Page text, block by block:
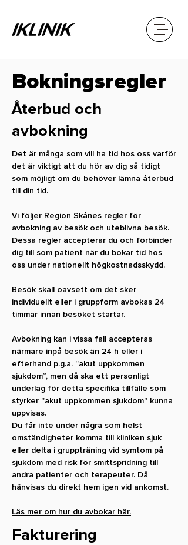
Bokningsregler
Återbud och
avbokning
Det är många som vill ha tid hos oss varför
det är viktigt att du hör av dig så tidigt
som möjligt om du behöver lämna återbud
till din tid.
Vi följer Region Skånes regler för
avbokning av besök och uteblivna besök.
Dessa regler accepterar du och förbinder
dig till som patient när du bokar tid hos
oss under nationellt högkostnadsskydd.
Besök skall oavsett om det sker
individuellt eller i gruppform avbokas 24
timmar innan besöket startar.
Avbokning kan i vissa fall accepteras
närmare inpå besök än 24 h eller i
efterhand p.g.a. ”akut uppkommen
sjukdom”, men då ska ett personligt
underlag för detta specifika tillfälle som
styrker ”akut uppkommen sjukdom” kunna
uppvisas.
Du får inte under några som helst
omständigheter komma till kliniken sjuk
eller delta i gruppträning vid symtom på
sjukdom med risk för smittspridning till
andra patienter och terapeuter. Då
hänvisas du direkt hem igen vid ankomst.
Läs mer om hur du avbokar här.
Fakturering